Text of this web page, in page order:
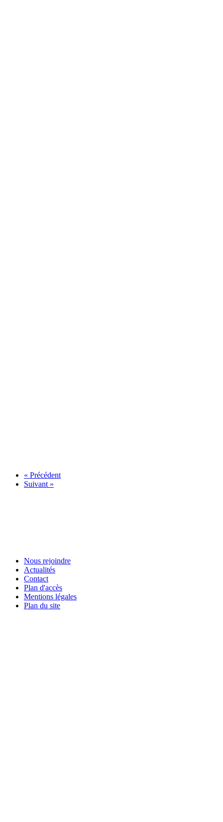
« Précédent
Suivant »
Nous rejoindre
Actualités
Contact
Plan d'accès
Mentions légales
Plan du site